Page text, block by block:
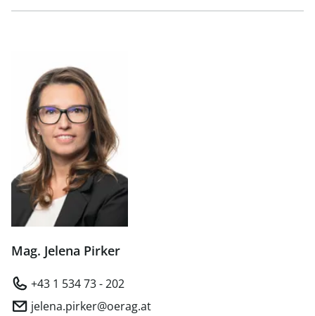
Mag. Jelena Pirker
+43 1 534 73 - 202
jelena.pirker@oerag.at